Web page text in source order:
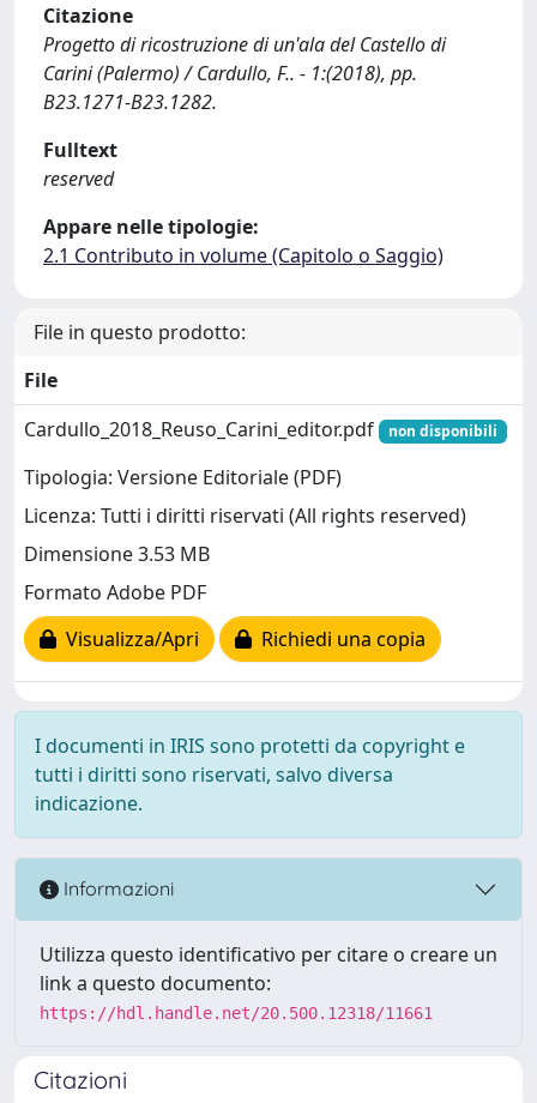
Citazione
Progetto di ricostruzione di un'ala del Castello di
Carini (Palermo) / Cardullo, F.. - 1:(2018), pp.
B23.1271-B23.1282.
Fulltext
reserved
Appare nelle tipologie:
2.1 Contributo in volume (Capitolo o Saggio)
File in questo prodotto:
File
Cardullo_2018_Reuso_Carini_editor.pdf
non disponibili
Tipologia: Versione Editoriale (PDF)
Licenza: Tutti i diritti riservati (All rights reserved)
Dimensione 3.53 MB
Formato Adobe PDF
Visualizza/Apri
Richiedi una copia
I documenti in IRIS sono protetti da copyright e
tutti i diritti sono riservati, salvo diversa
indicazione.
Informazioni
Utilizza questo identificativo per citare o creare un
link a questo documento:
https://hdl.handle.net/20.500.12318/11661
Citazioni